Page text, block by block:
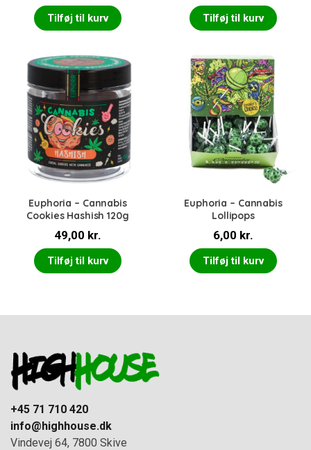
Tilføj til kurv Tilføj til kurv
Euphoria – Cannabis
Cookies Hashish 120g
49,00 kr.
Tilføj til kurv
Euphoria – Cannabis
Lollipops
6,00 kr.
Tilføj til kurv
+45 71 710 420
info@highhouse.dk
Vindevej 64, 7800 Skive